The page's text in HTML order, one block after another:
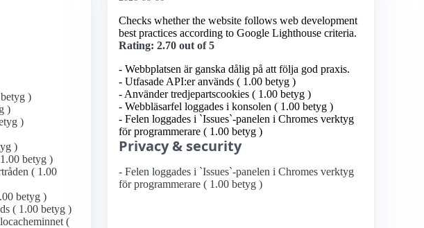
)
)
)
)
betyg )
( 1.00
betyg )
( 1.00 betyg )
(
Checks whether the website follows web development
best practices according to Google Lighthouse criteria.
Rating: 2.70 out of 5
- Webbplatsen är ganska dålig på att följa god praxis.
- Utfasade API:er används ( 1.00 betyg )
- Använder tredjepartscookies ( 1.00 betyg )
- Webbläsarfel loggades i konsolen ( 1.00 betyg )
- Felen loggades i `Issues`-panelen i Chromes verktyg
för programmerare ( 1.00 betyg )
Privacy & security
- Felen loggades i `Issues`-panelen i Chromes verktyg
för programmerare ( 1.00 betyg )